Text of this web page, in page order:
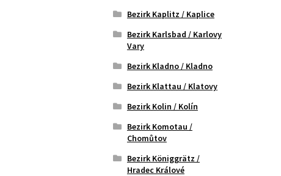
Bezirk Kaplitz / Kaplice
Bezirk Karlsbad / Karlovy
Vary
Bezirk Kladno / Kladno
Bezirk Klattau / Klatovy
Bezirk Kolin / Kolín
Bezirk Komotau /
Chomůtov
Bezirk Königgrätz /
Hradec Králové